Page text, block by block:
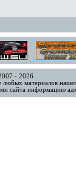
- 2026
любых материалов
сайта информацию